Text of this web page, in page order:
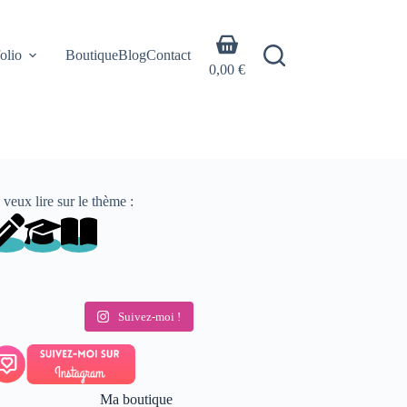
BoutiqueBlogContact
Panier
d’achat
0,00 €
veux lire sur le thème :
Suivez-moi !
Ma boutique